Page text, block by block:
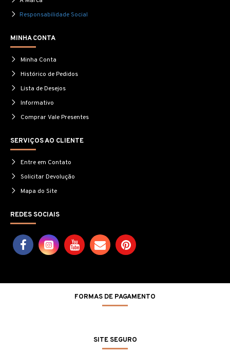
Responsabilidade Social
MINHA CONTA
Minha Conta
Histórico de Pedidos
Lista de Desejos
Informativo
Comprar Vale Presentes
SERVIÇOS AO CLIENTE
Entre em Contato
Solicitar Devolução
Mapa do Site
REDES SOCIAIS
FORMAS DE PAGAMENTO
SITE SEGURO